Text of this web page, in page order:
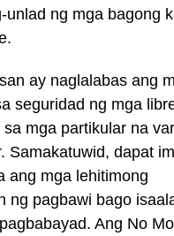
unlad ng mga bagong
ay naglalabas ang
seguridad ng mga
mga partikular na
Samakatuwid, dapat
ang mga lehitimong
ng pagbawi bago
Ang No